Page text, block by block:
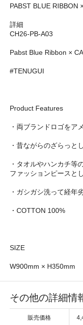
PABST BLUE RIBBON
詳細
CH26-PB-A03
Pabst Blue Ribbon ×
#TENUGUI
Product Features
・両ブランドロゴをア
・昔ながらのざらっと
・タオルやハンカチ等
ファッションピースと
・ガシガシ洗って経年
・COTTON 100%
SIZE
W900mm × H350mm
その他の詳細情
販売価格